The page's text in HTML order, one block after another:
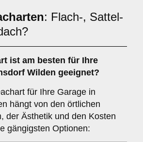
: Flach-, Sattel-
ist am besten für Ihre
Wilden geeignet?
für Ihre Garage in
hängt von den örtlichen
der Ästhetik und den Kosten
gängigsten Optionen: